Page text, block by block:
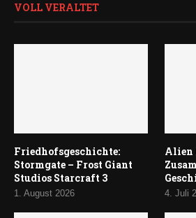
VOLL VERALTET
Friedhofsgeschichte:
Stormgate – Frost Giant
Studios Starcraft 3
1. August 2026
Alien
4. Juli